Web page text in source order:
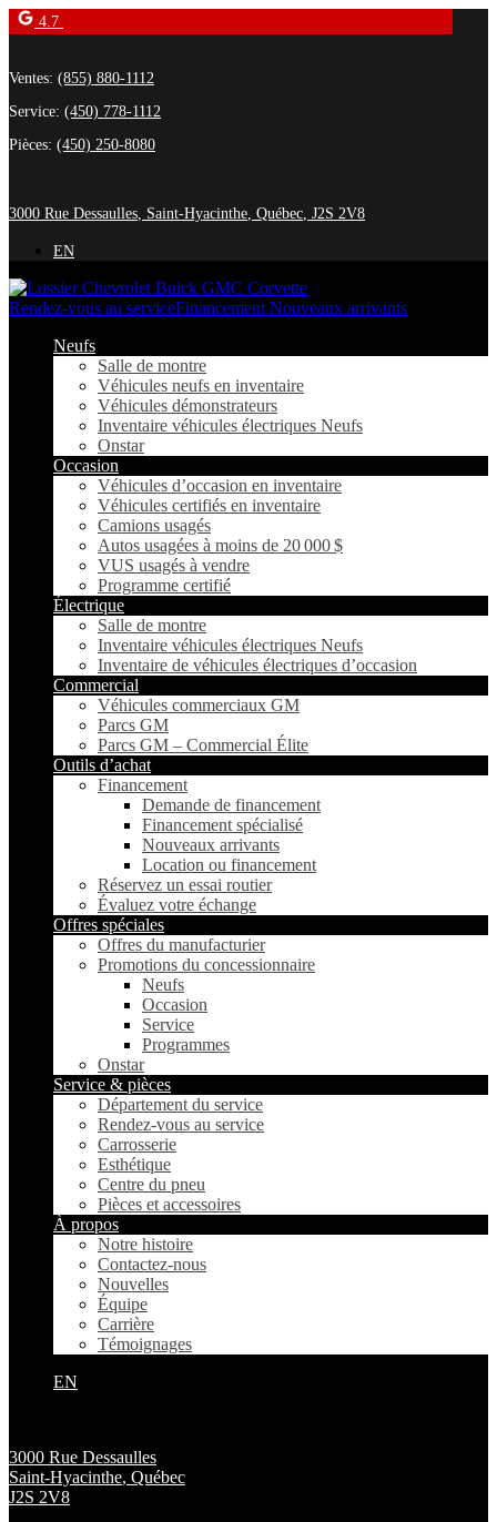
4.7
Ventes: (855) 880-1112
Service: (450) 778-1112
Pièces: (450) 250-8080
3000 Rue Dessaulles, Saint-Hyacinthe, Québec, J2S 2V8
EN
Rendez-vous au serviceFinancement Nouveaux arrivants
Neufs
Salle de montre
Véhicules neufs en inventaire
Véhicules démonstrateurs
Inventaire véhicules électriques Neufs
Onstar
Occasion
Véhicules d’occasion en inventaire
Véhicules certifiés en inventaire
Camions usagés
Autos usagées à moins de 20 000 $
VUS usagés à vendre
Programme certifié
Électrique
Salle de montre
Inventaire véhicules électriques Neufs
Inventaire de véhicules électriques d’occasion
Commercial
Véhicules commerciaux GM
Parcs GM
Parcs GM – Commercial Élite
Outils d’achat
Financement
Demande de financement
Financement spécialisé
Nouveaux arrivants
Location ou financement
Réservez un essai routier
Évaluez votre échange
Offres spéciales
Offres du manufacturier
Promotions du concessionnaire
Neufs
Occasion
Service
Programmes
Onstar
Service & pièces
Département du service
Rendez-vous au service
Carrosserie
Esthétique
Centre du pneu
Pièces et accessoires
À propos
Notre histoire
Contactez-nous
Nouvelles
Équipe
Carrière
Témoignages
EN
3000 Rue Dessaulles
Saint-Hyacinthe, Québec
J2S 2V8